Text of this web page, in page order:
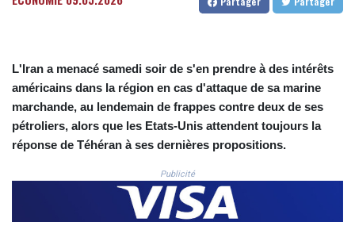
COP
CUC 1.155508
CUP 30.620975
CVE 110.577359
CZK 24.184522
DJF 205.35721
L'Iran a menacé samedi soir de s'en prendre à des intérêts
américains dans la région en cas d'attaque de sa marine
marchande, au lendemain de frappes contre deux de ses
pétroliers, alors que les Etats-Unis attendent toujours la
réponse de Téhéran à ses dernières propositions.
Publicité